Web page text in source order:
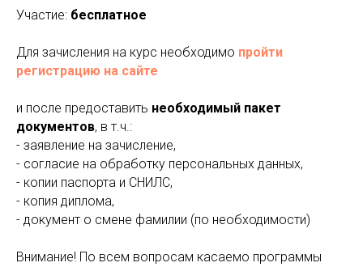
Участие: бесплатное
Для зачисления на курс необходимо пройти
регистрацию на сайте
и после предоставить необходимый пакет
документов, в т.ч.:
- заявление на зачисление,
- согласие на обработку персональных данных,
- копии паспорта и СНИЛС,
- копия диплома,
- документ о смене фамилии (по необходимости)
Внимание! По всем вопросам касаемо программы